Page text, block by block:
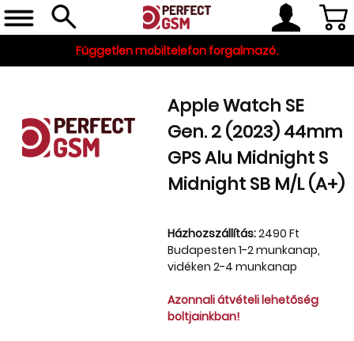
Független mobiltelefon forgalmazó.
Apple Watch SE
Gen. 2 (2023) 44mm
GPS Alu Midnight S
Midnight SB M/L (A+)
Házhozszállítás:2490 Ft
Budapesten 1-2 munkanap,
vidéken 2-4 munkanap
Azonnali átvételi lehetőség
boltjainkban!
Telefon, tablet, okosóra